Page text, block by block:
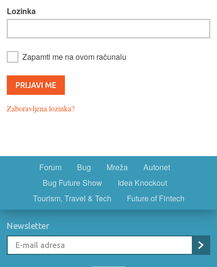
Lozinka
Zapamti me na ovom računalu
Zaboravljena lozinka?
Forum Bug Mreža
Autonet
Bug Future Show
Idea Knockout
Tourism, Travel & Tech
Future of Fintech
Newsletter